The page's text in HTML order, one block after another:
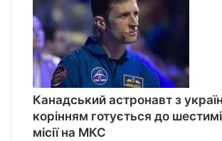
Канадський астронавт з
корінням готується до
місії на МКС